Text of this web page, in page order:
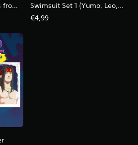
from
Swimsuit Set 1 (Yumo, Leo,
Bahet, Le Viada)
€4,99